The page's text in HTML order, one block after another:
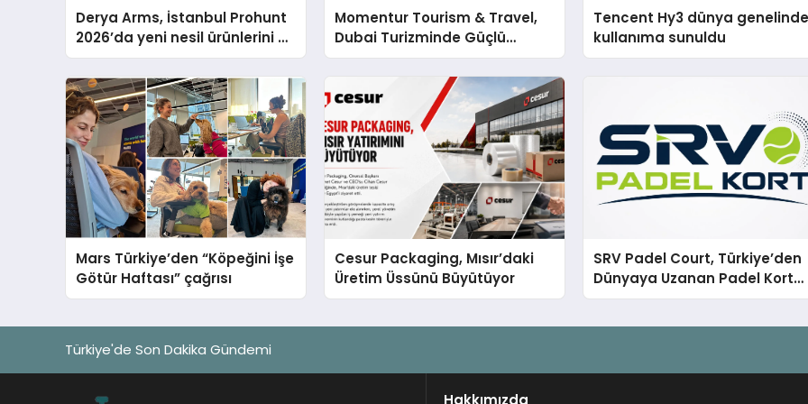
Derya Arms, İstanbul Prohunt
2026’da yeni nesil ürünlerini ve
global marka vizyonunu
sergiledi
Momentur Tourism & Travel,
Dubai Turizminde Güçlü
Operasyon Ağıyla Fark
Tencent Hy3 dünya
kullanıma sunuldu
Mars Türkiye’den “Köpeğini İşe
Götür Haftası” çağrısı
Cesur Packaging, Mısır’daki
Üretim Üssünü Büyütüyor
SRV Padel Court, Türkiye’den
Dünyaya Uzanan Padel Kort
Üretiminde Güvenin Adresi
Türkiye'de Son Dakika Gündemi
Hakkımızda